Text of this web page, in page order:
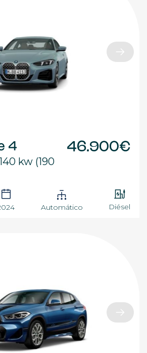
4
kw (190
46.900€
Automático Diésel